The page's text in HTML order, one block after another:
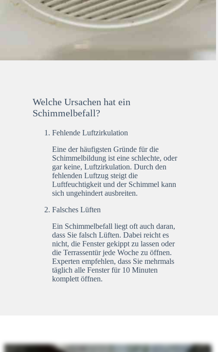
Welche Ursachen hat ein
Schimmelbefall?
Fehlende Luftzirkulation
Eine der häufigsten Gründe für die
Schimmelbildung ist eine schlechte, oder
gar keine, Luftzirkulation. Durch den
fehlenden Luftzug steigt die
Luftfeuchtigkeit und der Schimmel kann
sich ungehindert ausbreiten.
Falsches Lüften
Ein Schimmelbefall liegt oft auch daran,
dass Sie falsch Lüften. Dabei reicht es
nicht, die Fenster gekippt zu lassen oder
die Terrassentür jede Woche zu öffnen.
Experten empfehlen, dass Sie mehrmals
täglich alle Fenster für 10 Minuten
komplett öffnen.